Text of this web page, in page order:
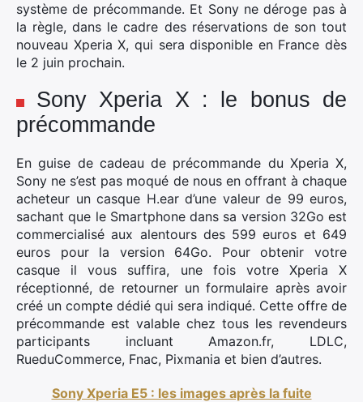
système de précommande. Et Sony ne déroge pas à
la règle, dans le cadre des réservations de son tout
nouveau Xperia X, qui sera disponible en France dès
le 2 juin prochain.
Sony Xperia X : le bonus de
précommande
En guise de cadeau de précommande du Xperia X,
Sony ne s’est pas moqué de nous en offrant à chaque
acheteur un casque H.ear d’une valeur de 99 euros,
sachant que le Smartphone dans sa version 32Go est
commercialisé aux alentours des 599 euros et 649
euros pour la version 64Go. Pour obtenir votre
casque il vous suffira, une fois votre Xperia X
réceptionné, de retourner un formulaire après avoir
créé un compte dédié qui sera indiqué. Cette offre de
précommande est valable chez tous les revendeurs
participants incluant Amazon.fr, LDLC,
RueduCommerce, Fnac, Pixmania et bien d’autres.
Sony Xperia E5 : les images après la fuite